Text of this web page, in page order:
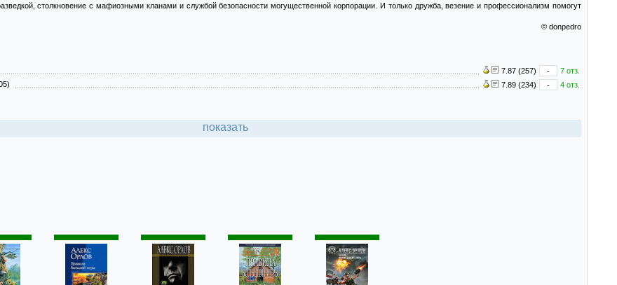
столкновение с мафиозными кланами и службой безопасности могущественной корпорации. И только дружба, везение и профессионализм помогут
© donpedro
7.87 (257) -
7 отз.
7.89 (234) - 4 отз.
показать